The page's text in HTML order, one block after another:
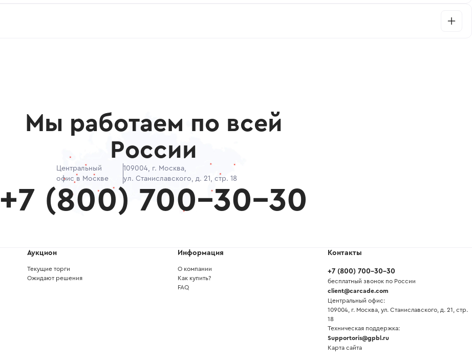
Мы работаем по всей
России
Центральный
офис в Москве
109004, г. Москва,
ул. Станиславского, д. 21, стр. 18
+7 (800) 700-30-30
Аукцион
Текущие торги
Ожидают решения
Информация
О компании
Как купить?
FAQ
Контакты
+7 (800) 700-30-30
бесплатный звонок по России
client@carcade.com
Центральный офис:
109004, г. Москва, ул. Станиславского, д. 21, стр.
18
Техническая поддержка:
Supportoris@gpbl.ru
Карта сайта